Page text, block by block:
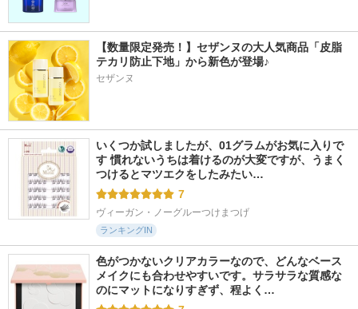
【数量限定発売！】セザンヌの大人気商品「皮脂
テカリ防止下地」から新色が登場♪
セザンヌ
いくつか試しましたが、01グラムがお気に入りで
す 慣れないうちは着けるのが大変ですが、うまく
つけるとマツエクをしたみたい…
7
ヴィーガン・ノーグルーつけまつげ
ランキングIN
色がつかないクリアカラーなので、どんなベース
メイクにも合わせやすいです。サラサラな質感な
のにマットになりすぎず、程よく…